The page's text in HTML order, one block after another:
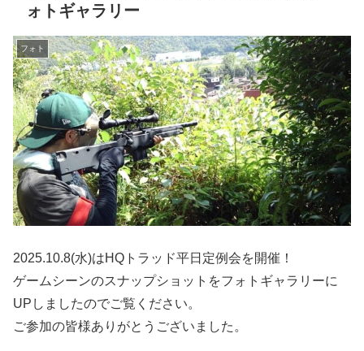
ォトギャラリー
フォト
2025.10.8(水)はHQトラッド平日定例会を開催！
ゲームシーンのスナップショットをフォトギャラリーに
UPしましたのでご覧ください。
ご参加の皆様ありがとうございました。